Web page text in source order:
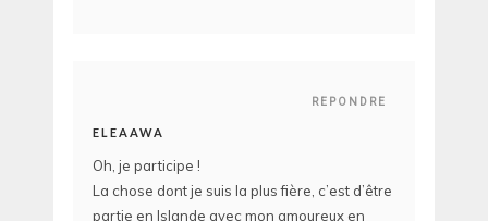
REPONDRE
ELEAAWA
Oh, je participe !
La chose dont je suis la plus fière, c’est d’être
partie en Islande avec mon amoureux en